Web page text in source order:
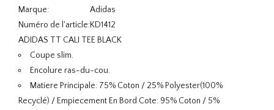
Marque:
Adidas
Numéro de l'article:KD1412
ADIDAS TT CALI TEE BLACK
Coupe slim.
Encolure ras-du-cou.
Matiere Principale: 75% Coton / 25% Polyester(100%
Recyclé) / Empiecement En Bord Cote: 95% Coton / 5%